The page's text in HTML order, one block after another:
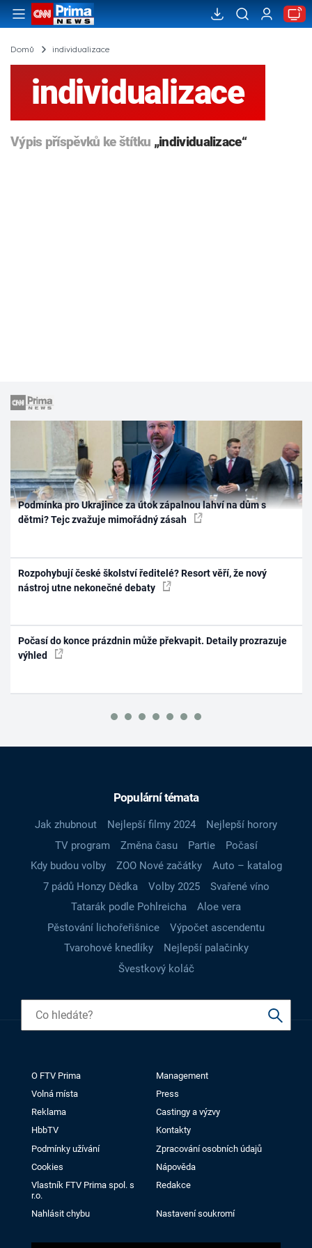
Domů individualizace
individualizace
Výpis příspěvků ke štítku „individualizace“
Podmínka pro Ukrajince za útok zápalnou lahví na dům s
dětmi? Tejc zvažuje mimořádný zásah
Rozpohybují české školství ředitelé? Resort věří, že nový
nástroj utne nekonečné debaty
Počasí do konce prázdnin může překvapit. Detaily prozrazuje
výhled
Populární témata
Jak zhubnout Nejlepší filmy 2024
Nejlepší horory
TV program
Změna času Partie
Počasí
Kdy budou volby
ZOO Nové začátky
Auto – katalog
7 pádů Honzy Dědka
Volby 2025
Svařené víno
Tatarák podle Pohlreicha
Aloe vera
Pěstování lichořeřišnice
Výpočet ascendentu
Tvarohové knedlíky
Nejlepší palačinky
Švestkový koláč
O FTV Prima
Management
Volná místa
Press
Reklama
Castingy a výzvy
HbbTV
Kontakty
Podmínky užívání
Zpracování osobních údajů
Cookies
Nápověda
Vlastník FTV Prima spol. s
r.o.
Redakce
Nahlásit chybu Nastavení soukromí